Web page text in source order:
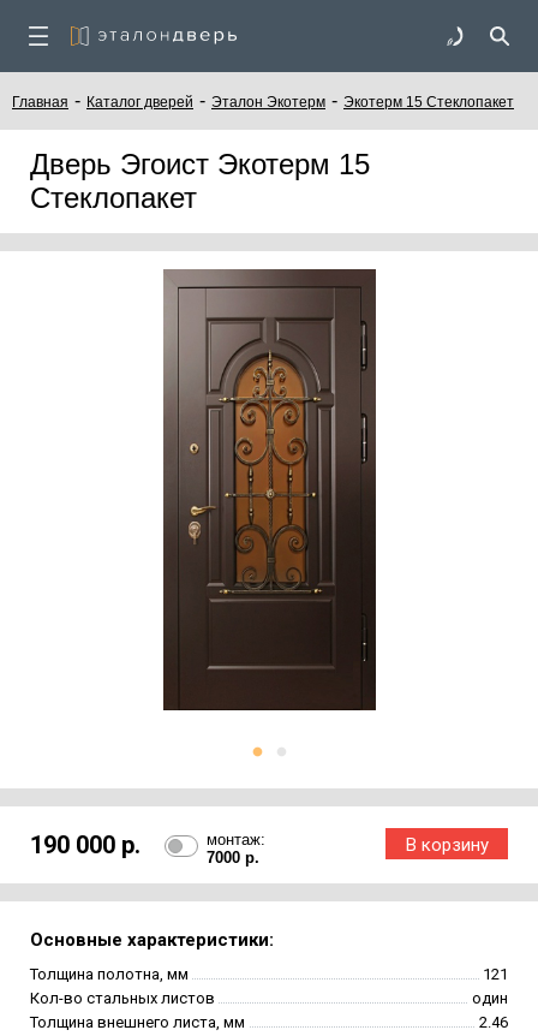
Главная - Каталог дверей - Эталон Экотерм - Экотерм 15 Стеклопакет
Дверь Эгоист Экотерм 15
Стеклопакет
190 000 р.
монтаж:
7000 р.
Основные характеристики:
Толщина полотна, мм
121
Кол-во стальных листов
один
Толщина внешнего листа, мм
2.46